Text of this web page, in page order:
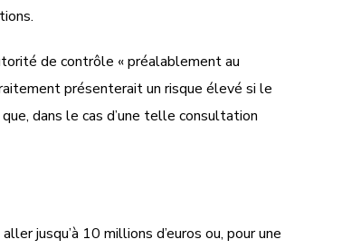
de contrôle « préalablement au
présenterait un risque élevé si le
dans le cas d’une telle consultation
jusqu’à 10 millions d’euros ou, pour une